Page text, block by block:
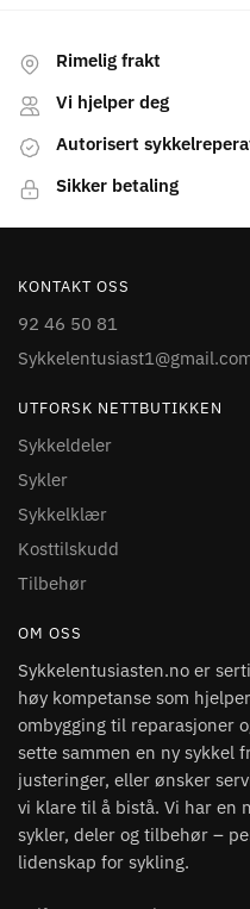
Rimelig frakt
Vi hjelper deg
Autorisert
Sikker betaling
KONTAKT OSS
92 46 50 81
UTFORSK NETTBUTIKKEN
Sykkeldeler
Sykler
Sykkelklær
Kosttilskudd
Tilbehør
OM OSS
Sykkelentusiasten.no er
høy kompetanse som
ombygging til reparasjoner
sette sammen en ny sykkel
justeringer, eller ønsker
vi klare til å bistå. Vi har en
sykler, deler og tilbehør –
lidenskap for sykling.